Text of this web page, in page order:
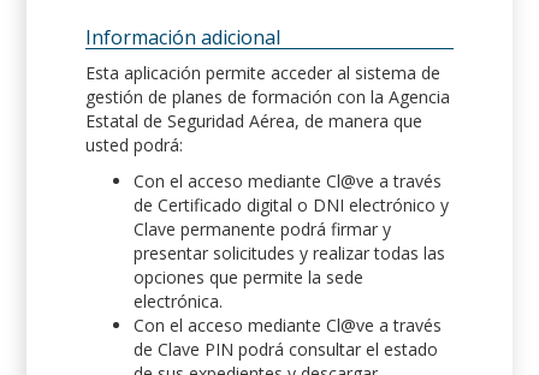
Información adicional
Esta aplicación permite acceder al sistema de
gestión de planes de formación con la Agencia
Estatal de Seguridad Aérea, de manera que
usted podrá:
Con el acceso mediante Cl@ve a través
de Certificado digital o DNI electrónico y
Clave permanente podrá firmar y
presentar solicitudes y realizar todas las
opciones que permite la sede
electrónica.
Con el acceso mediante Cl@ve a través
de Clave PIN podrá consultar el estado